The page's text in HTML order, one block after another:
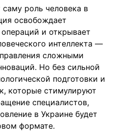
роль человека в
освобождает
и открывает
интеллекта —
сложными
Но без сильной
подготовки и
которые стимулируют
специалистов,
в Украине будет
формате.